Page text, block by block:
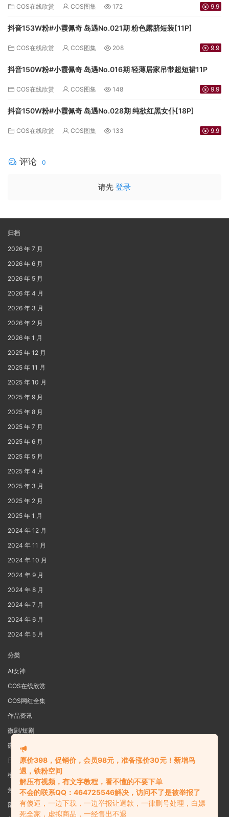
COS在线欣赏 COS图集 172 9.9
抖音153W粉#小霞佩奇 岛遇No.021期 粉色露脐短装[11P]
COS在线欣赏 COS图集 208 9.9
抖音150W粉#小霞佩奇 岛遇No.016期 轻薄居家吊带超短裙11P
COS在线欣赏 COS图集 148 9.9
抖音150W粉#小霞佩奇 岛遇No.028期 纯欲红黑女仆[18P]
COS在线欣赏 COS图集 133 9.9
评论 0
请先 登录
归档
2026 年 7 月
2026 年 6 月
2026 年 5 月
2026 年 4 月
2026 年 3 月
2026 年 2 月
2026 年 1 月
2025 年 12 月
2025 年 11 月
2025 年 10 月
2025 年 9 月
2025 年 8 月
2025 年 7 月
2025 年 6 月
2025 年 5 月
2025 年 4 月
2025 年 3 月
2025 年 2 月
2025 年 1 月
2024 年 12 月
2024 年 11 月
2024 年 10 月
2024 年 9 月
2024 年 8 月
2024 年 7 月
2024 年 6 月
2024 年 5 月
分类
AI女神
COS在线欣赏
COS网红全集
作品资讯
微剧/短剧
微密圈
日系写真
模特女神
热舞视频
部分预览图
原价398，促销价，会员98元，准备涨价30元！新增鸟
遇，铁粉空间
解压有视频，有文字教程，看不懂的不要下单
不会的联系QQ：464725546解决，访问不了是被举报了
有傻逼，一边下载，一边举报让退款，一律删号处理，白嫖
死全家，虚拟商品，一经售出不退